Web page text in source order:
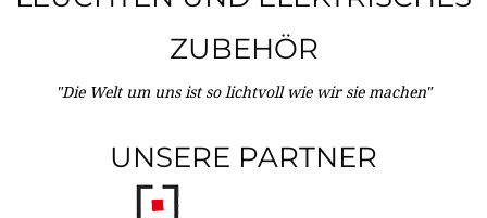
ZUBEHÖR
"Die Welt um uns ist so lichtvoll wie wir sie machen"
UNSERE PARTNER